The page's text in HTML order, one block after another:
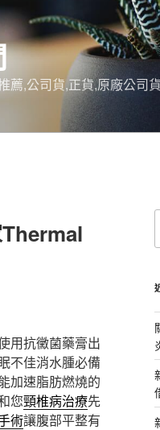
薦,公司貨,正貨,原廠公司
用抗黴菌藥膏出
不佳消水腫必備
加速脂肪燃燒的
您頸椎病治療先
術讓腹部平整有